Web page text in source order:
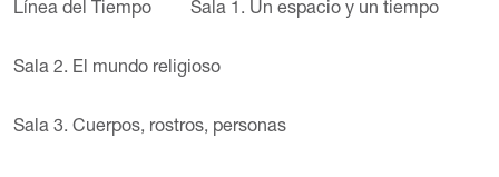
Línea del Tiempo Sala 1. Un espacio y un tiempo
Sala 2. El mundo religioso
Sala 3. Cuerpos, rostros, personas